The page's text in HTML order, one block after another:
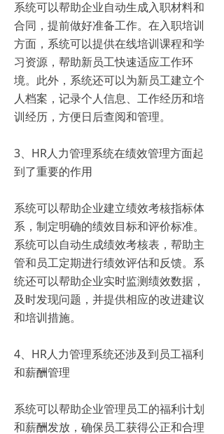
系统可以帮助企业自动生成入职材料和
合同，提前做好准备工作。在入职培训
方面，系统可以提供在线培训课程和学
习资源，帮助新员工快速适应工作环
境。此外，系统还可以为新员工建立个
人档案，记录个人信息、工作经历和培
训经历，方便日后查阅和管理。
3、HR人力管理系统在绩效管理方面起
到了重要的作用
系统可以帮助企业建立绩效考核指标体
系，制定明确的绩效目标和评价标准。
系统可以自动生成绩效考核表，帮助主
管和员工定期进行绩效评估和反馈。系
统还可以帮助企业实时监测绩效数据，
及时发现问题，并提供相应的改进建议
和培训措施。
4、HR人力管理系统还涉及到员工福利
和薪酬管理
系统可以帮助企业管理员工的福利计划
和薪酬发放，确保员工获得公正和合理